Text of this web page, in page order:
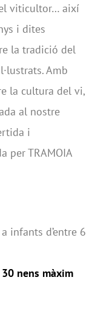
viticultor… així
i dites
la tradició del
Amb
la cultura del vi,
al nostre
i
per TRAMOIA
infants d’entre 6
nens màxim